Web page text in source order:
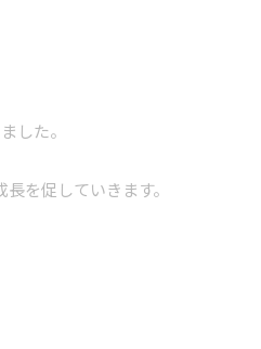
した。
を促していきます。